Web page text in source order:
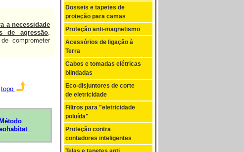
a necessidade
de agressão
comprometer
topo
Dosseis e tapetes de
proteção para camas
Proteção anti-magnetismo
Acessórios de ligação à
Terra
Cabos e tomadas elétricas
blindadas
Eco-disjuntores de corte
de eletricidade
Filtros para "eletricidade
poluída"
Proteção contra
contadores inteligentes